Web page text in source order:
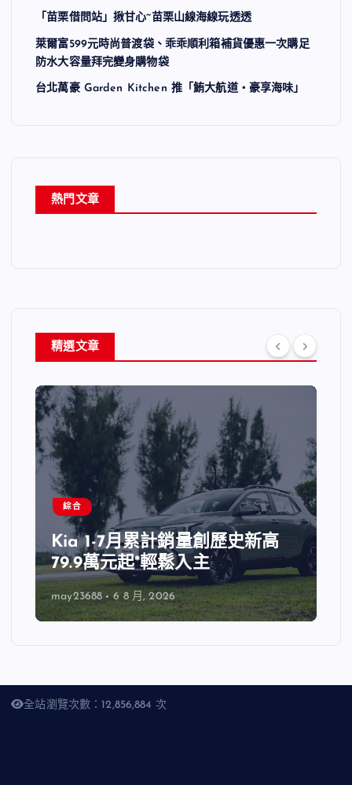
「苗栗借問站」揪甘心~苗栗山線海線玩透透
萊爾富599元時尚普渡袋、乖乖順利箱補貨優惠一次購足
防水大容量拜完變身購物袋
台北萬豪 Garden Kitchen 推「鮪大航道・豪享海味」
熱門文章
精選文章
綜合
Kia 1-7月累計銷量創歷史新高
79.9萬元起*輕鬆入主
may23688 6 8 月, 2026
全站瀏覽次數：12,856,884 次